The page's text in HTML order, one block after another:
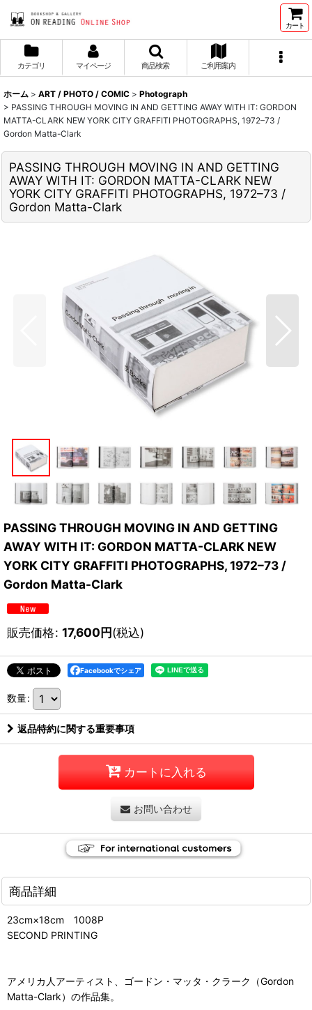
カート
カテゴリ マイページ 商品検索 ご利用案内
ホーム > ART / PHOTO / COMIC > Photograph
> PASSING THROUGH MOVING IN AND GETTING AWAY WITH IT: GORDON
MATTA-CLARK NEW YORK CITY GRAFFITI PHOTOGRAPHS, 1972–73 /
Gordon Matta-Clark
PASSING THROUGH MOVING IN AND GETTING
AWAY WITH IT: GORDON MATTA-CLARK NEW
YORK CITY GRAFFITI PHOTOGRAPHS, 1972–73 /
Gordon Matta-Clark
PASSING THROUGH MOVING IN AND GETTING
AWAY WITH IT: GORDON MATTA-CLARK NEW
YORK CITY GRAFFITI PHOTOGRAPHS, 1972–73 /
Gordon Matta-Clark
販売価格: 17,600円(税込)
Facebookでシェア
数量:
返品特約に関する重要事項
カートに入れる
お問い合わせ
商品詳細
23cm×18cm 1008P
SECOND PRINTING
アメリカ人アーティスト、ゴードン・マッタ・クラーク（Gordon
Matta-Clark）の作品集。